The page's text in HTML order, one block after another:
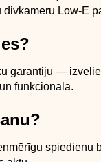
Low-E
garantiju —
funkcionāla.
spiedienu